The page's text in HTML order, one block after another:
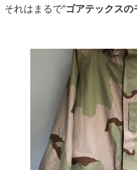
それはまるで“ゴアテックスの